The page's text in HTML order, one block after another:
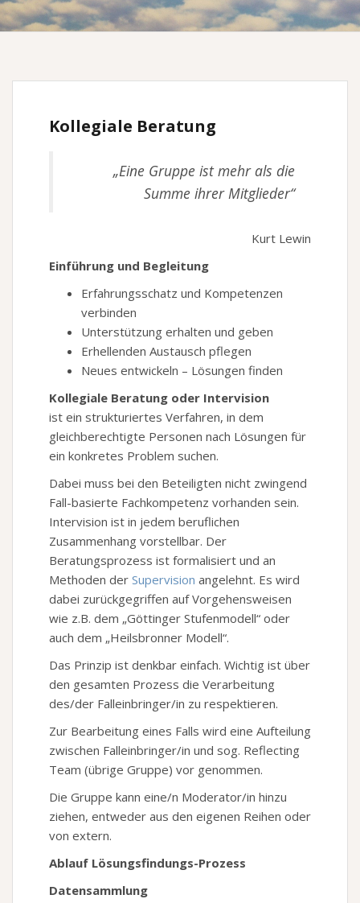
Kollegiale Beratung
„Eine Gruppe ist mehr als die
Summe ihrer Mitglieder“
Kurt Lewin
Einführung und Begleitung
Erfahrungsschatz und Kompetenzen
verbinden
Unterstützung erhalten und geben
Erhellenden Austausch pflegen
Neues entwickeln – Lösungen finden
Kollegiale Beratung oder Intervision
ist ein strukturiertes Verfahren, in dem
gleichberechtigte Personen nach Lösungen für
ein konkretes Problem suchen.
Dabei muss bei den Beteiligten nicht zwingend
Fall-basierte Fachkompetenz vorhanden sein.
Intervision ist in jedem beruflichen
Zusammenhang vorstellbar. Der
Beratungsprozess ist formalisiert und an
Methoden der Supervision angelehnt. Es wird
dabei zurückgegriffen auf Vorgehensweisen
wie z.B. dem „Göttinger Stufenmodell“ oder
auch dem „Heilsbronner Modell“.
Das Prinzip ist denkbar einfach. Wichtig ist über
den gesamten Prozess die Verarbeitung
des/der Falleinbringer/in zu respektieren.
Zur Bearbeitung eines Falls wird eine Aufteilung
zwischen Falleinbringer/in und sog. Reflecting
Team (übrige Gruppe) vor genommen.
Die Gruppe kann eine/n Moderator/in hinzu
ziehen, entweder aus den eigenen Reihen oder
von extern.
Ablauf Lösungsfindungs-Prozess
Datensammlung